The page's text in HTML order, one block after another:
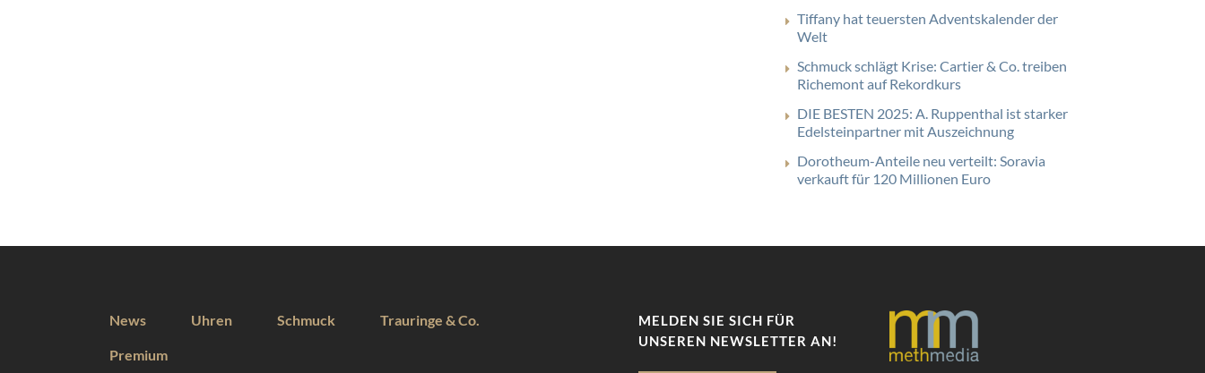
Tiffany hat teuersten Adventskalender der
Welt
Schmuck schlägt Krise: Cartier & Co. treiben
Richemont auf Rekordkurs
DIE BESTEN 2025: A. Ruppenthal ist starker
Edelsteinpartner mit Auszeichnung
Dorotheum-Anteile neu verteilt: Soravia
verkauft für 120 Millionen Euro
News Uhren Schmuck Trauringe & Co.
Premium
MELDEN SIE SICH FÜR
UNSEREN NEWSLETTER AN!